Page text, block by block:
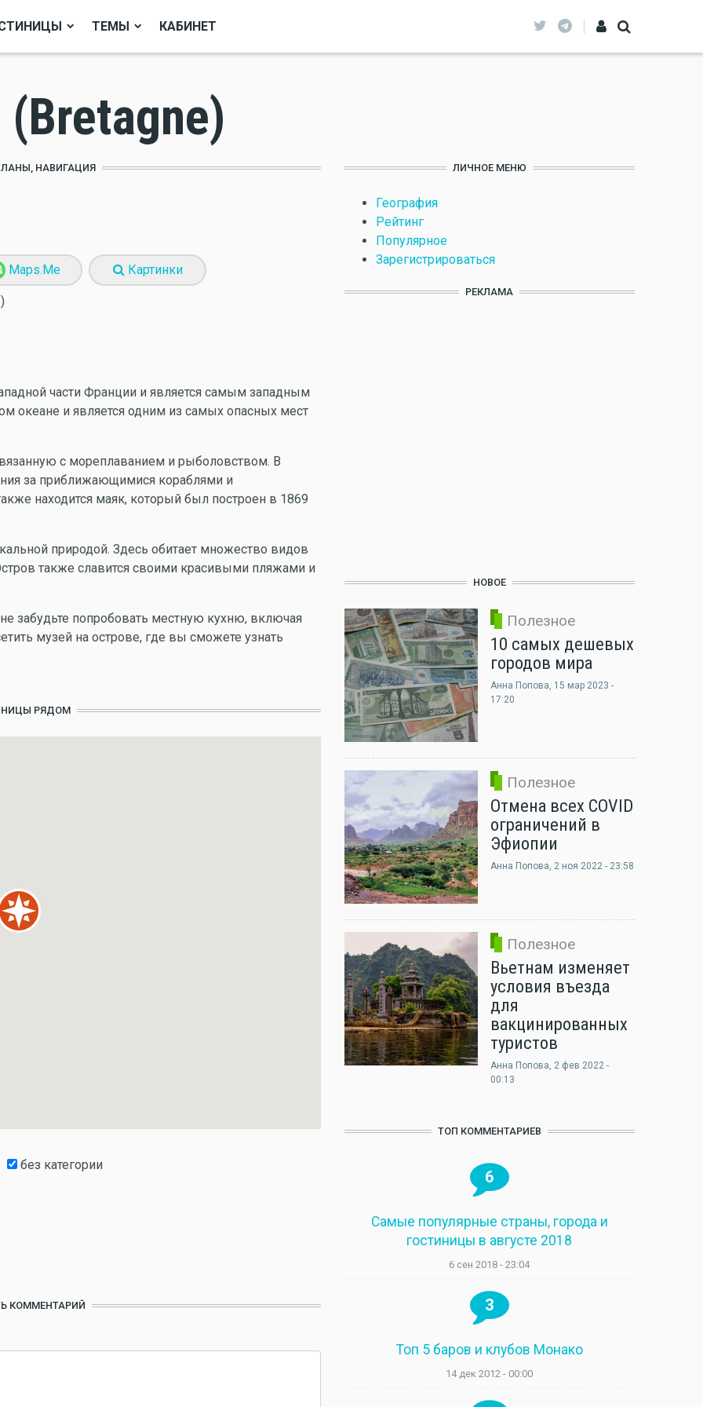
ТЕМЫ КАБИНЕТ
НАВИГАЦИЯ
Maps.Me Картинки
части Франции и является самым западным
океане и является одним из самых опасных мест
с мореплаванием и рыболовством. В
за приближающимися кораблями и
находится маяк, который был построен в 1869
природой. Здесь обитает множество видов
также славится своими красивыми пляжами и
забудьте попробовать местную кухню, включая
музей на острове, где вы сможете узнать
РЯДОМ
без категории
КОММЕНТАРИЙ
ЛИЧНОЕ МЕНЮ
География
Рейтинг
Популярное
Зарегистрироваться
РЕКЛАМА
НОВОЕ
Полезное
10 самых дешевых
городов мира
Анна Попова, 15 мар 2023 -
17:20
Полезное
Отмена всех COVID
ограничений в
Эфиопии
Анна Попова, 2 ноя 2022 - 23:58
Полезное
Вьетнам изменяет
условия въезда
для
вакцинированных
туристов
Анна Попова, 2 фев 2022 -
00:13
ТОП КОММЕНТАРИЕВ
6
Самые популярные страны, города и
гостиницы в августе 2018
6 сен 2018 - 23:04
3
Топ 5 баров и клубов Монако
14 дек 2012 - 00:00